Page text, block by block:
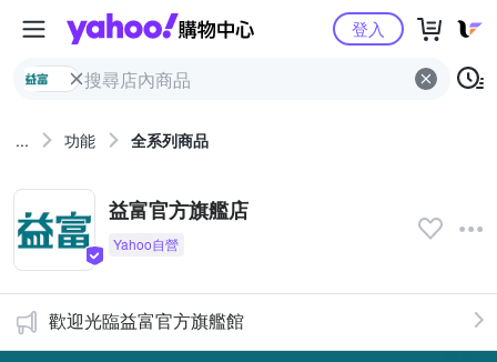
Yahoo購物中心
登入
... 功能 全系列商品
益富官方旗艦店
歡迎光臨益富官方旗艦館